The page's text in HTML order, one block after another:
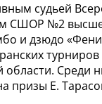
судьей
СШОР №2
и дзюдо
Среди
призы Е.